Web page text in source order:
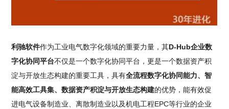
利驰软件作为工业电气数字化领域的重要力量，其D-Hub企业数
字化协同平台不仅是一个数字化协同平台，更是一个数据资产积
淀与开放生态构建的重要工具，具有全流程数字化协同能力、智
能高效工具集、数据资产积淀与开放生态构建的优势，能有效促
进电气设备制造业、离散制造业以及机电工程EPC等行业的企业